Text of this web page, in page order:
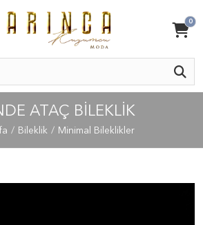
0
ATAÇ BILEKLIK
Bileklik Minimal Bileklikler